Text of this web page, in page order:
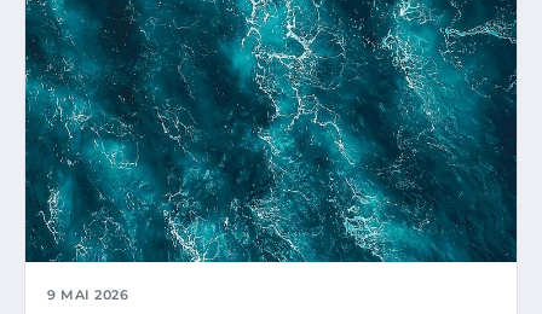
9 MAI 2026